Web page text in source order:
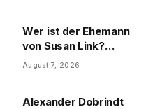
Wer ist der Ehemann
von Susan Link?
Wolfgang Link, Beruf
August 7, 2026
Alexander Dobrindt